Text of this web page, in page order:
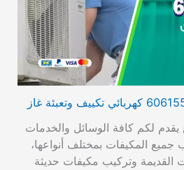
لكم كافة الوسائل والخدمات
المكيفات بمختلف أنواعها،
القديمة وتركيب مكيفات حديثة